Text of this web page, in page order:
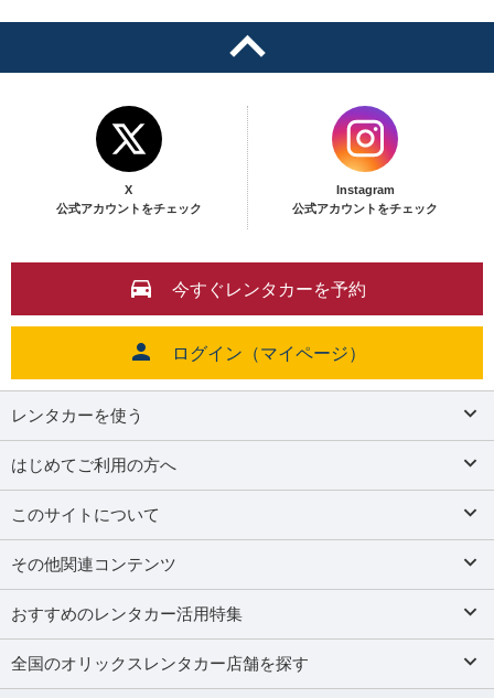
X
公式アカウントをチェック
Instagram
公式アカウントをチェック
今すぐレンタカーを予約
ログイン（マイページ）
レンタカーを使う
はじめてご利用の方へ
このサイトについて
その他関連コンテンツ
おすすめのレンタカー活用特集
全国のオリックスレンタカー店舗を探す